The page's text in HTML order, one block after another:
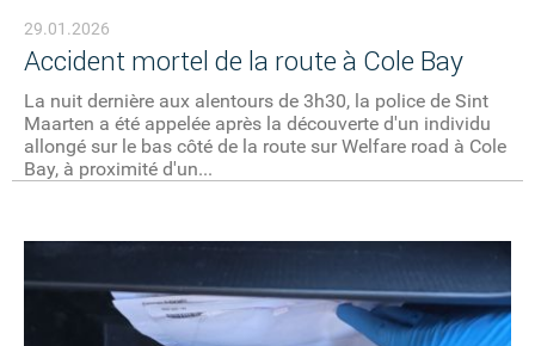
29.01.2026
Accident mortel de la route à Cole Bay
La nuit dernière aux alentours de 3h30, la police de Sint
Maarten a été appelée après la découverte d'un individu
allongé sur le bas côté de la route sur Welfare road à Cole
Bay, à proximité d'un...